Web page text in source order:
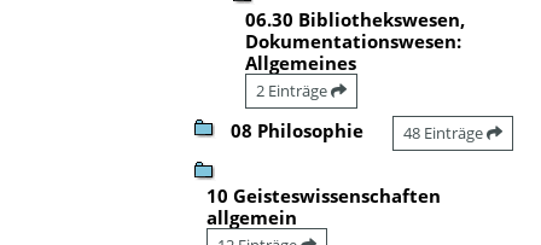
06.30 Bibliothekswesen,
Dokumentationswesen:
Allgemeines
2 Einträge
08 Philosophie 48 Einträge
10 Geisteswissenschaften
allgemein